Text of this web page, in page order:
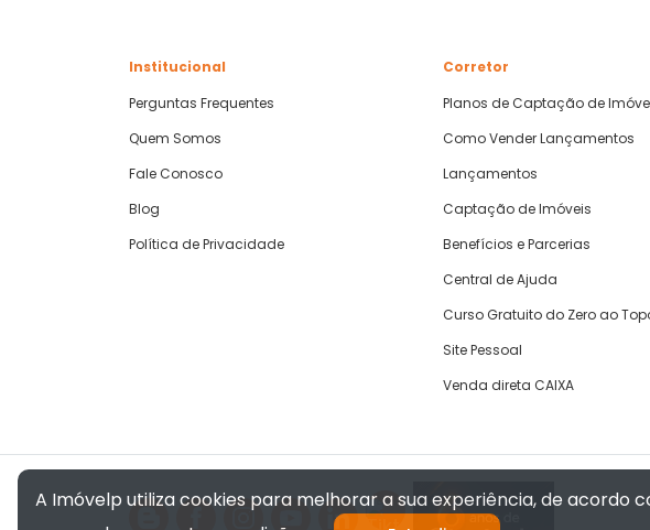
Institucional
Perguntas Frequentes
Quem Somos
Fale Conosco
Blog
Política de Privacidade
Corretor
Planos de Captação de
Como Vender Lançamentos
Lançamentos
Captação de Imóveis
Benefícios e Parcerias
Central de Ajuda
Curso Gratuito do Zero ao
Site Pessoal
Venda direta CAIXA
A Imóvelp utiliza cookies para melhorar a sua experiência, de acordo